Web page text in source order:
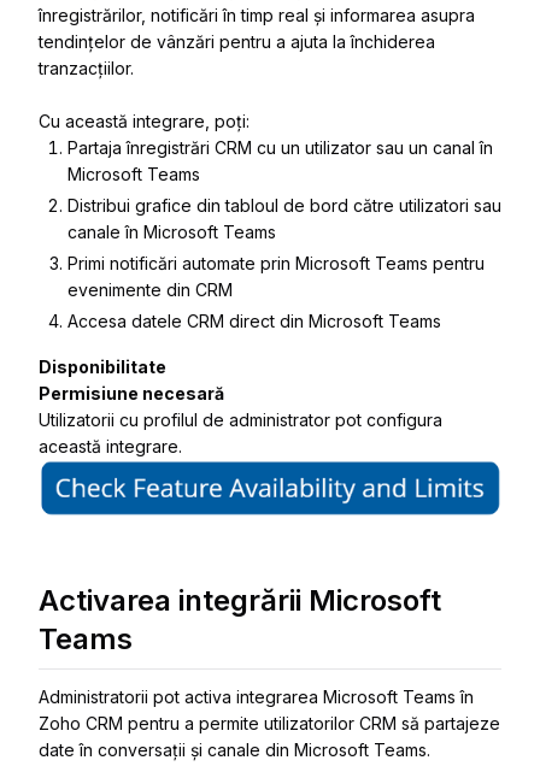
înregistrărilor, notificări în timp real și informarea asupra
tendințelor de vânzări pentru a ajuta la închiderea
tranzacțiilor.
Cu această integrare, poți:
Partaja înregistrări CRM cu un utilizator sau un canal în
Microsoft Teams
Distribui grafice din tabloul de bord către utilizatori sau
canale în Microsoft Teams
Primi notificări automate prin Microsoft Teams pentru
evenimente din CRM
Accesa datele CRM direct din Microsoft Teams
Disponibilitate
Permisiune necesară
Utilizatorii cu profilul de administrator pot configura
această integrare.
Activarea integrării Microsoft
Teams
Administratorii pot activa integrarea Microsoft Teams în
Zoho CRM pentru a permite utilizatorilor CRM să partajeze
date în conversații și canale din Microsoft Teams.